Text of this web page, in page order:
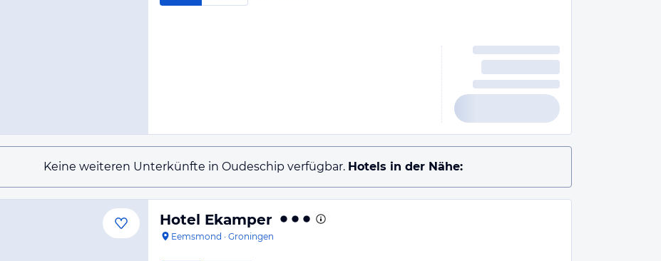
Keine weiteren Unterkünfte in Oudeschip verfügbar. Hotels in der Nähe:
Hotel Ekamper
Eemsmond · Groningen